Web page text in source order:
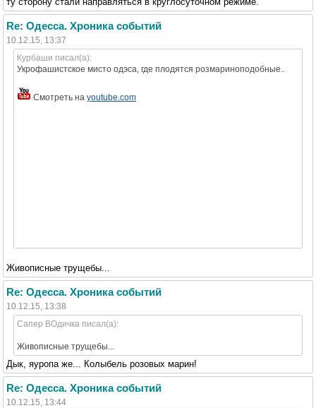
Re: Одесса. Хроника событий
10.12.15, 13:37
Курбаши писал(а):
Укрофашистское мисто одэса, где плодятся розмариноподобные..
Смотреть на youtube.com
Живописные трущебы...
Re: Одесса. Хроника событий
10.12.15, 13:38
Сапер ВОдичка писал(а):
Живописные трущебы...
Дык, яуропа же... Колыбель розовых марин!
Re: Одесса. Хроника событий
10.12.15, 13:44